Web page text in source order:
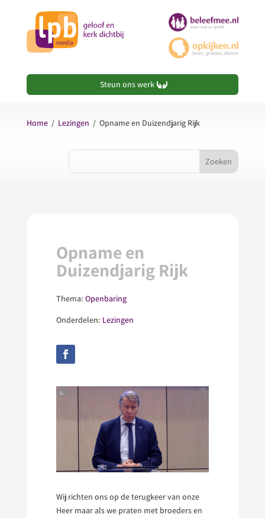
Steun ons werk
Home/ Lezingen / Opname en Duizendjarig Rijk
Opname en
Duizendjarig Rijk
Thema: Openbaring
Onderdelen: Lezingen
Wij richten ons op de terugkeer van onze
Heer maar als we praten met broeders en